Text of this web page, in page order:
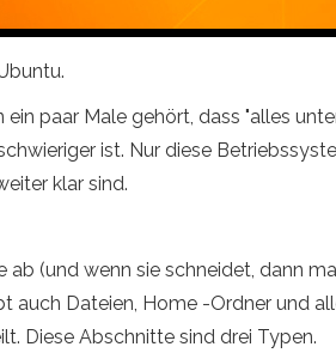
paar Male gehört, dass "alles
ist. Nur diese
klar sind.
(und wenn sie schneidet, dann
auch Dateien, Home -Ordner und
Diese Abschnitte sind drei Typen.